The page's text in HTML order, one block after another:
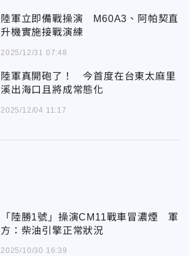
陸軍立即備戰操演 M60A3、阿帕契直
升機實施接戰演練
2025/12/31 07:48
陸軍真開砲了！ 今首度在台東太麻里
溪出海口且將成常態化
2025/12/04 11:17
「陸勝1號」操演CM11戰車冒濃煙 軍
方：柴油引擎正常狀況
2025/10/30 16:39